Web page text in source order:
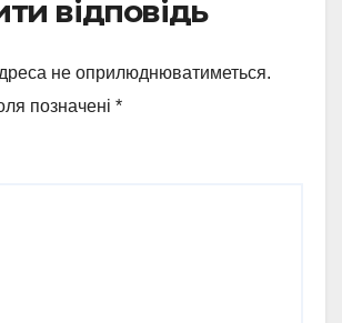
відповідь
не оприлюднюватиметься.
позначені *